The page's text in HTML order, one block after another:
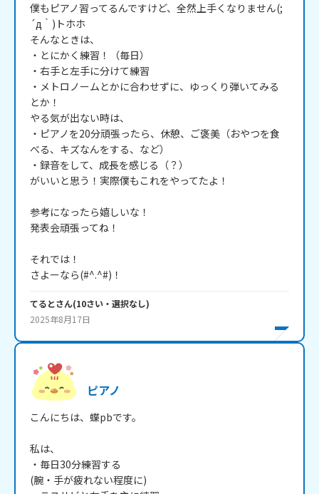
僕もピアノ習ってるんですけど、全然上手くなりません(;
´д｀)トホホ
そんなときは、
・とにかく練習！（毎日）
・右手と左手に分けて練習
・メトロノームとかに合わせずに、ゆっくり弾いてみる
とか！
やる気が出ない時は、
・ピアノを20分頑張ったら、休憩、ご褒美（おやつを食
べる、キズなんをする、など）
・録音をして、成長を感じる（？）
がいいと思う！実際僕もこれをやってたよ！
参考になったら嬉しいな！
発表会頑張ってね！
それでは！
さよーなら(#^.^#)！
てるとさん(10さい・ 選択なし)
2025年8月17日
ピアノ
こんにちは、蝶pbです。
私は、
・毎日30分練習する
(腕・手が疲れない程度に)